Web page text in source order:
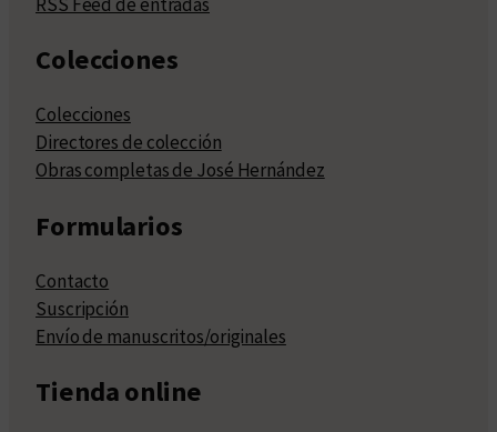
Colecciones
Colecciones
Directores de colección
Obras completas de José Hernández
Formularios
Contacto
Suscripción
Envío de manuscritos/originales
Tienda online